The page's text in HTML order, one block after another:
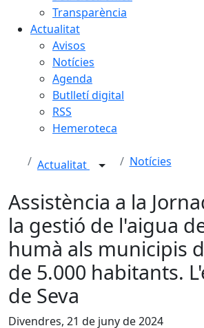
Transparència
Actualitat
Avisos
Notícies
Agenda
Butlletí digital
RSS
Hemeroteca
Actualitat Notícies
Assistència a la
la gestió de l'aigua
humà als municipis
de 5.000 habitants.
de Seva
Divendres, 21 de juny de 2024